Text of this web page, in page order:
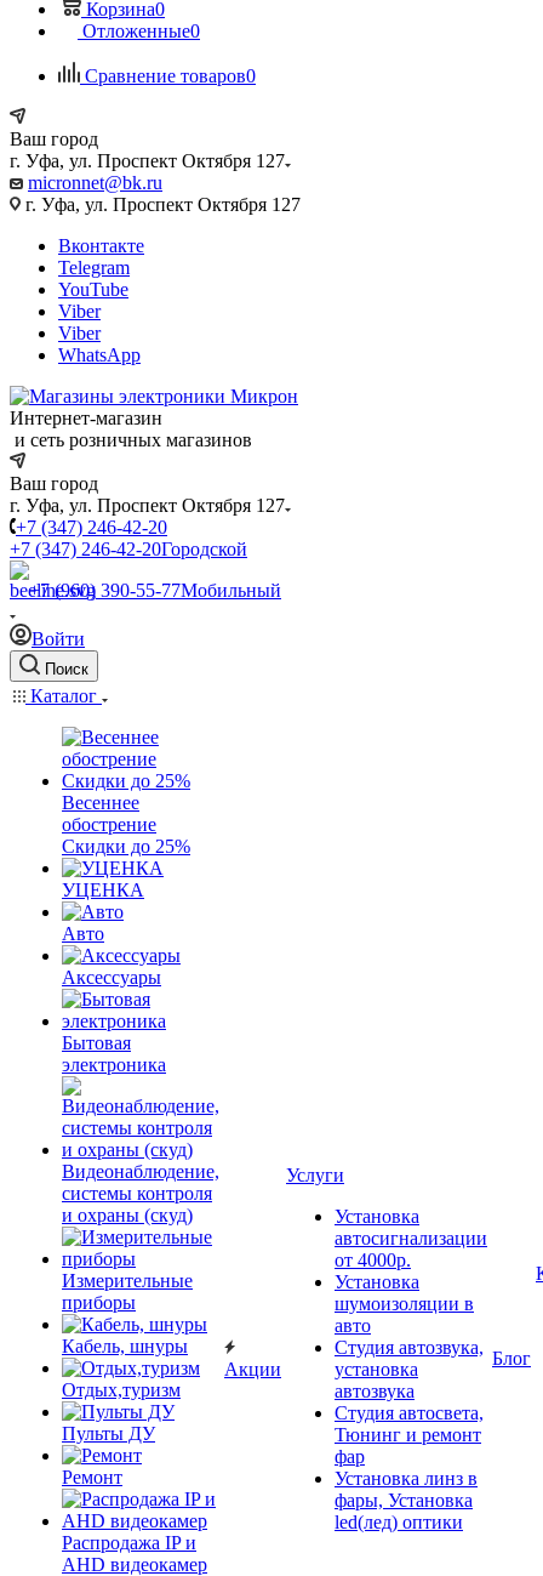
Корзина0
Отложенные0
Сравнение товаров0
Ваш город
г. Уфа, ул. Проспект Октября 127
micronnet@bk.ru
г. Уфа, ул. Проспект Октября 127
Вконтакте
Telegram
YouTube
Viber
Viber
WhatsApp
Интернет-магазин
и сеть розничных магазинов
Ваш город
г. Уфа, ул. Проспект Октября 127
+7 (347) 246-42-20
+7 (347) 246-42-20Городской
+7 (960) 390-55-77Мобильный
Войти
Поиск
Каталог
Весеннее
обострение
Скидки до 25%
УЦЕНКА
Авто
Аксессуары
Бытовая
электроника
Видеонаблюдение,
системы контроля
и охраны (скуд)
Измерительные
приборы
Кабель, шнуры
Отдых,туризм
Пульты ДУ
Ремонт
Распродажа IP и
AHD видеокамер
Акции
Услуги
Установка
автосигнализации
от 4000р.
Установка
шумоизоляции в
авто
Студия автозвука,
установка
автозвука
Студия автосвета,
Тюнинг и ремонт
фар
Установка линз в
фары, Установка
led(лед) оптики
Блог